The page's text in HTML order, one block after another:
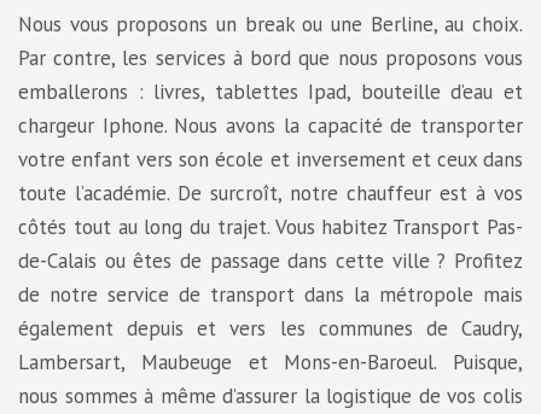
Nous vous proposons un break ou une Berline, au choix.
Par contre, les services à bord que nous proposons vous
emballerons : livres, tablettes Ipad, bouteille d’eau et
chargeur Iphone. Nous avons la capacité de transporter
votre enfant vers son école et inversement et ceux dans
toute l’académie. De surcroît, notre chauffeur est à vos
côtés tout au long du trajet. Vous habitez Transport Pas-
de-Calais ou êtes de passage dans cette ville ? Profitez
de notre service de transport dans la métropole mais
également depuis et vers les communes de Caudry,
Lambersart, Maubeuge et Mons-en-Baroeul. Puisque,
nous sommes à même d’assurer la logistique de vos colis